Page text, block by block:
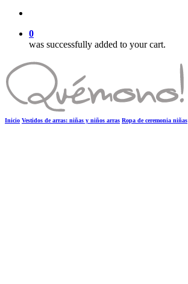
0
was successfully added to your cart.
Inicio Vestidos de arras: niñas y niños arras Ropa de ceremonia niñas